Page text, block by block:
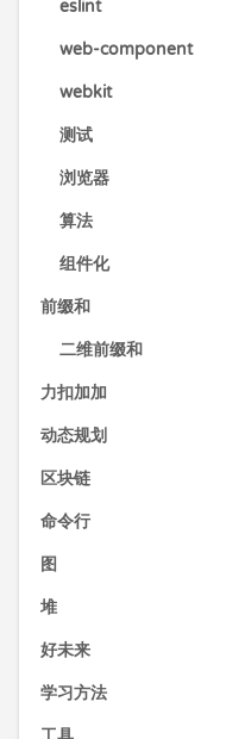
eslint
web-component
webkit
测试
浏览器
算法
组件化
前缀和
二维前缀和
力扣加加
动态规划
区块链
命令行
图
堆
好未来
学习方法